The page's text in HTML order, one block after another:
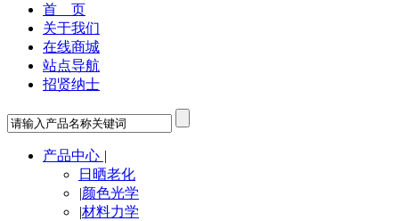
首 页
关于我们
在线商城
站点导航
招贤纳士
产品中心 |
日晒老化
|颜色光学
|材料力学